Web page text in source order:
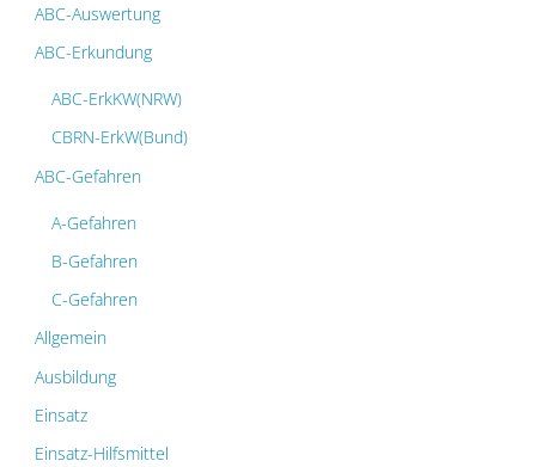
ABC-Auswertung
ABC-Erkundung
ABC-ErkKW(NRW)
CBRN-ErkW(Bund)
ABC-Gefahren
A-Gefahren
B-Gefahren
C-Gefahren
Allgemein
Ausbildung
Einsatz
Einsatz-Hilfsmittel